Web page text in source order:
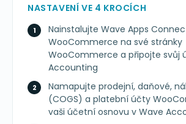
NASTAVENÍ VE 4 KROCÍCH
Nainstalujte Wave Apps
WooCommerce na své stránky
WooCommerce a připojte svůj
Accounting
Namapujte prodejní, daňové,
(COGS) a platební účty
vaši účetní osnovu v Wave